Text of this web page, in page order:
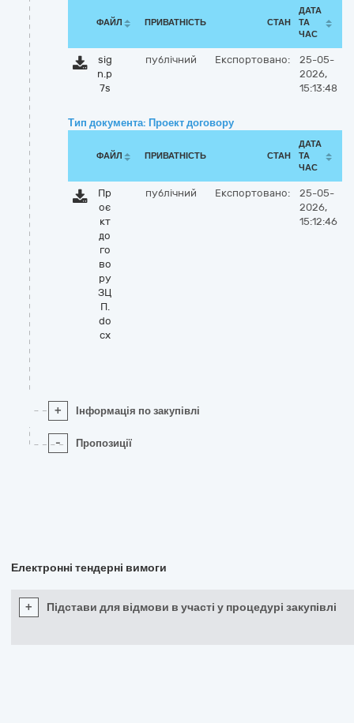
ФАЙЛ ПРИВАТНІСТЬ СТАН
ДАТА
ТА
ЧАС
sig
n.p
7s
публічний Експортовано:
25-05-
2026,
15:13:48
Тип документа: Проект договору
ФАЙЛ ПРИВАТНІСТЬ СТАН
ДАТА
ТА
ЧАС
Пр
оє
кт
до
го
во
ру
ЗЦ
П.
do
cx
публічний Експортовано:
25-05-
2026,
15:12:46
+ Інформація по закупівлі
- Пропозиції
Електронні тендерні вимоги
+ Підстави для відмови в участі у процедурі закупівлі